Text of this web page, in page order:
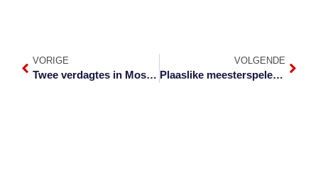
VORIGE
Twee verdagtes in Mosambiek gearresteer weens Krugerwildtuinmoorde
VOLGENDE
Plaaslike meesterspeler op pad na hokkiewêreldbeker